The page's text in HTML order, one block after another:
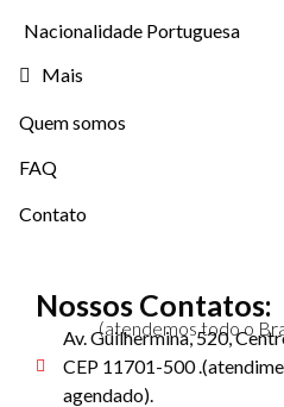
Nacionalidade Portuguesa
Mais
Quem somos
FAQ
Contato
Nossos Contatos:
(atendemos todo o
Av. Guilhermina, 520,
CEP 11701-500
agendado).